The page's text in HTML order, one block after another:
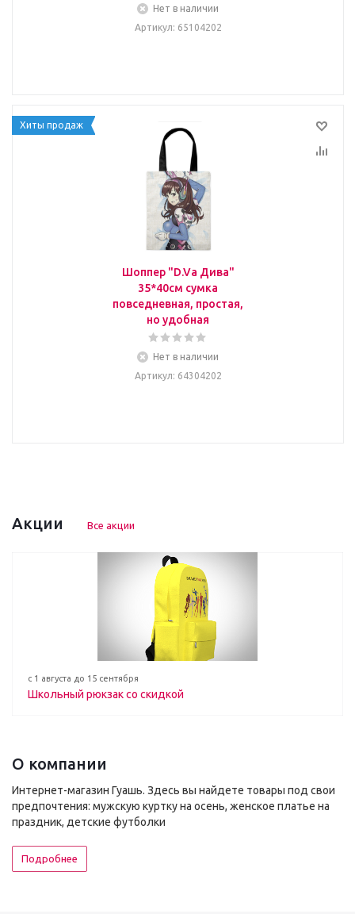
Нет в наличии
Артикул: 65104202
Хиты продаж
Шоппер "D.Va Дива"
35*40см сумка
повседневная, простая,
но удобная
Нет в наличии
Артикул: 64304202
Акции Все акции
с 1 августа до 15 сентября
Школьный рюкзак со скидкой
О компании
Интернет-магазин Гуашь. Здесь вы найдете товары под свои
предпочтения: мужскую куртку на осень, женское платье на
праздник, детские футболки
Подробнее